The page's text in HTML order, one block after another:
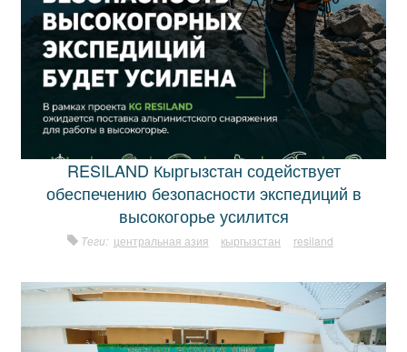
RESILAND Кыргызстан содействует
обеспечению безопасности экспедиций в
высокогорье усилится
Теги: центральная азия кыргызстан resiland